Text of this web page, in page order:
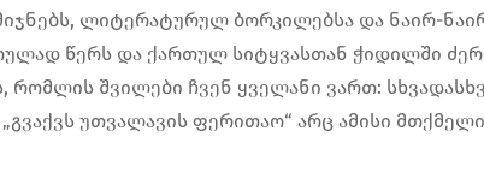
ლიტერატურულ ბორკილებსა და ნაირ-
წერს და ქართულ სიტყვასთან ჭიდილში
რომლის შვილები ჩვენ ყველანი ვართ:
უთვალავის ფერითაო“ არც ამისი